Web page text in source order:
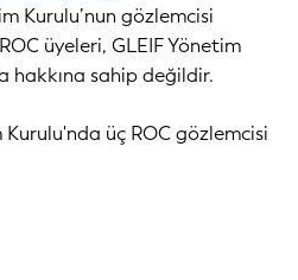
Kurulu’nun gözlemcisi
üyeleri, GLEIF Yönetim
hakkına sahip değildir.
üç ROC gözlemcisi